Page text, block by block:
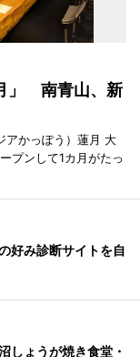
」 南青山、新
アかっぽう）蓮月 大
プンして1カ月がたっ
好み診断サイトを自
しょうが焼き食堂・